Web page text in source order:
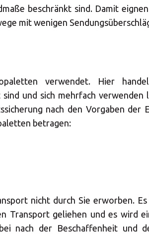
beschränkt sind. Damit
mit wenigen
verwendet. Hier
und sich mehrfach verwenden
nach den Vorgaben der
betragen:
nicht durch Sie erworben.
Transport geliehen und es wird
nach der Beschaffenheit und